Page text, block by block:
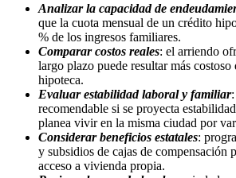
Analizar la capacidad de
que la cuota mensual de un crédito
% de los ingresos familiares.
Comparar costos reales: el arriendo
largo plazo puede resultar más costoso
hipoteca.
Evaluar estabilidad laboral y familiar
recomendable si se proyecta
planea vivir en la misma ciudad por
Considerar beneficios estatales:
y subsidios de cajas de compensación
acceso a vivienda propia.